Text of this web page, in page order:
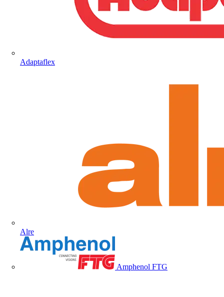
Adaptaflex
Alre
Amphenol FTG